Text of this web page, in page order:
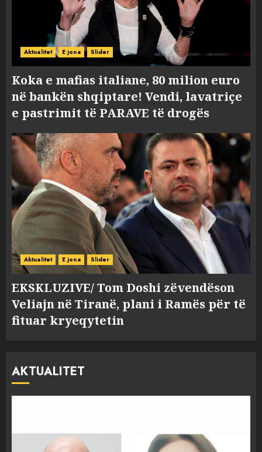
Aktualitet E jona Slider
Koka e mafias italiane, 80 milion euro
në bankën shqiptare! Vendi, lavatriçe
e pastrimit të PARAVE të drogës
Aktualitet E jona Slider
EKSKLUZIVE/ Tom Doshi zëvendëson
Veliajn në Tiranë, plani i Ramës për të
fituar kryeqytetin
AKTUALITET